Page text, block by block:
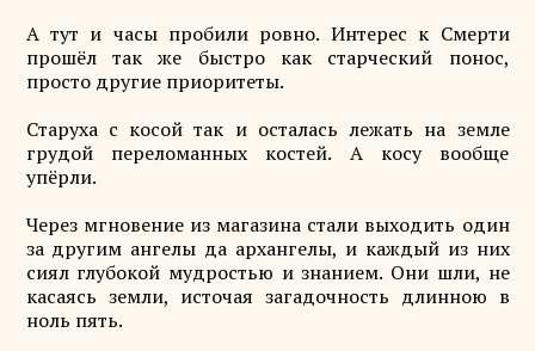
А тут и часы пробили ровно. Интерес к Смерти
прошёл так же быстро как старческий понос,
просто другие приоритеты.
Старуха с косой так и осталась лежать на земле
грудой переломанных костей. А косу вообще
упёрли.
Через мгновение из магазина стали выходить один
за другим ангелы да архангелы, и каждый из них
сиял глубокой мудростью и знанием. Они шли, не
касаясь земли, источая загадочность длинною в
ноль пять.